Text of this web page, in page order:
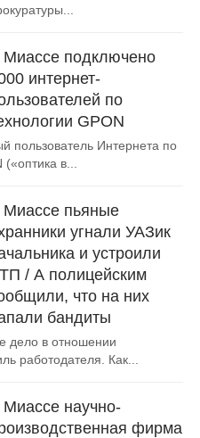
Миассе подключено
интернет-
по
GPON
пользователь Интернета по
в...
Миассе пьяные
угнали УАЗик
и устроили
/ А полицейским
что на них
бандиты
дело в отношении
работодателя. Как...
научно-
фирма